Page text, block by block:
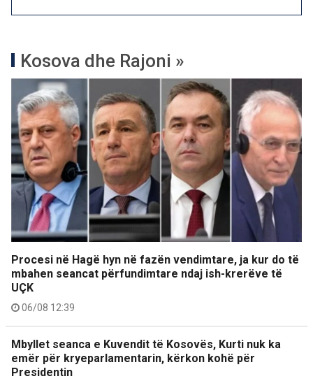
Kosova dhe Rajoni »
Procesi në Hagë hyn në fazën vendimtare, ja kur do të
mbahen seancat përfundimtare ndaj ish-krerëve të
UÇK
06/08 12:39
Mbyllet seanca e Kuvendit të Kosovës, Kurti nuk ka
emër për kryeparlamentarin, kërkon kohë për
Presidentin